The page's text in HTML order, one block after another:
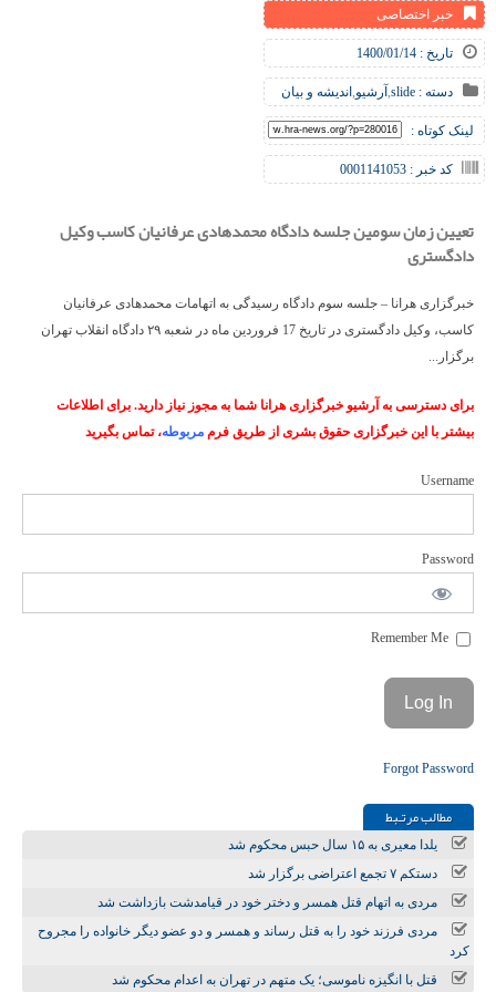
خبر اختصاصی
تاریخ : 1400/01/14
دسته : slide
,آرشیو,اندیشه و بیان
لینک کوتاه :
کد خبر : 0001141053
تعیین زمان سومین جلسه دادگاه محمدهادی عرفانیان کاسب وکیل
دادگستری
خبرگزاری هرانا – جلسه سوم دادگاه رسیدگی به اتهامات محمدهادی عرفانیان
کاسب، وکیل دادگستری در تاریخ 17 فروردین ماه در شعبه ۲۹ دادگاه انقلاب تهران
برگزار...
برای دسترسی به آرشیو خبرگزاری هرانا شما به مجوز نیاز دارید. برای اطلاعات
بیشتر با این خبرگزاری حقوق بشری از طریق فرم مربوطه، تماس بگیرید
Username
Password
Forgot Password
مطالب مرتـبط
یلدا معیری به ۱۵ سال حبس محکوم شد
دستکم ۷ تجمع اعتراضی برگزار شد
مردی به اتهام قتل همسر و دختر خود در قیامدشت بازداشت شد
مردی فرزند خود را به قتل رساند و همسر و دو عضو دیگر خانواده را مجروح
کرد
قتل با انگیزه ناموسی؛ یک متهم در تهران به اعدام محکوم شد